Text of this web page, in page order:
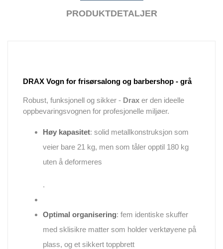
PRODUKTDETALJER
DRAX Vogn for frisørsalong og barbershop - grå
Robust, funksjonell og sikker - Drax er den ideelle
oppbevaringsvognen for profesjonelle miljøer.
Høy kapasitet: solid metallkonstruksjon som
veier bare 21 kg, men som tåler opptil 180 kg
uten å deformeres
.
Optimal organisering: fem identiske skuffer
med sklisikre matter som holder verktøyene på
plass, og et sikkert toppbrett